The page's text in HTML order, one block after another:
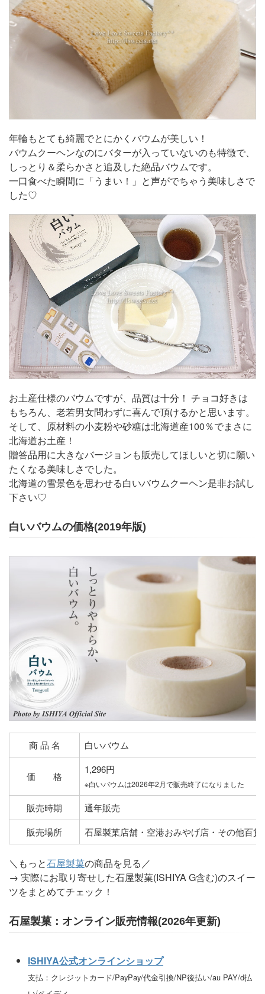
年輪もとても綺麗でとにかくバウムが美しい！
バウムクーヘンなのにバターが入っていないのも特徴で、
しっとり＆柔らかさと追及した絶品バウムです。
一口食べた瞬間に「うまい！」と声がでちゃう美味しさで
した♡
お土産仕様のバウムですが、品質は十分！ チョコ好きは
もちろん、老若男女問わずに喜んで頂けるかと思います。
そして、原材料の小麦粉や砂糖は北海道産100％でまさに
北海道お土産！
贈答品用に大きなバージョンも販売してほしいと切に願い
たくなる美味しさでした。
北海道の雪景色を思わせる白いバウムクーヘン是非お試し
下さい♡
白いバウムの価格(2019年版)
商 品 名 白いバウム
価 格
1,296円
※白いバウムは2026年2月で販売終了になりました
販売時期
通年販売
販売場所
石屋製菓店舗・空港おみやげ店・その他百
＼もっと石屋製菓の商品を見る／
→ 実際にお取り寄せした石屋製菓(ISHIYA G含む)のスイー
ツをまとめてチェック！
石屋製菓：オンライン販売情報(2026年更新)
ISHIYA公式オンラインショップ
支払：クレジットカード/PayPay/代金引換/NP後払い/au PAY/d払